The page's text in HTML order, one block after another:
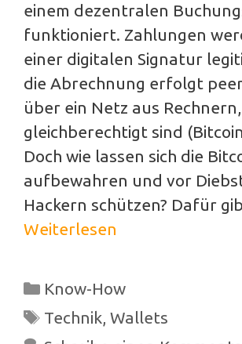
einem dezentralen
funktioniert. Zahlungen
einer digitalen Signatur
die Abrechnung erfolgt
über ein Netz aus
gleichberechtigt sind
Doch wie lassen sich die
aufbewahren und vor
Hackern schützen? Dafür
Weiterlesen
Kategorien
Know-How
Schlagwörter
Technik, Wallets